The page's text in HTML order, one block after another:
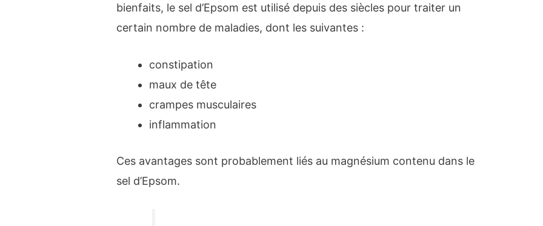
bienfaits, le sel d’Epsom est utilisé depuis des siècles pour traiter un
certain nombre de maladies, dont les suivantes :
constipation
maux de tête
crampes musculaires
inflammation
Ces avantages sont probablement liés au magnésium contenu dans le
sel d’Epsom.